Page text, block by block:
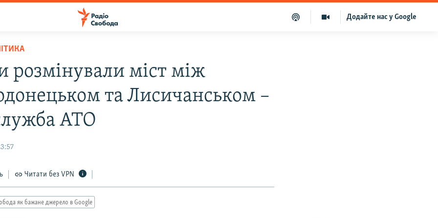
Додайте нас у Google
розмінували міст між
та Лисичанськом –
АТО
Читати без VPN
як бажане джерело в Google